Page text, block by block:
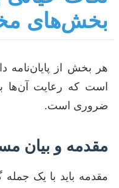
بخش‌های
هر بخش از
است که رعایت آن‌ها
ضروری است.
مقدمه و بیان
مقدمه باید با یک